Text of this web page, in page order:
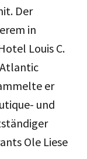
Der
in
Louis C.
er
und
Ole Liese